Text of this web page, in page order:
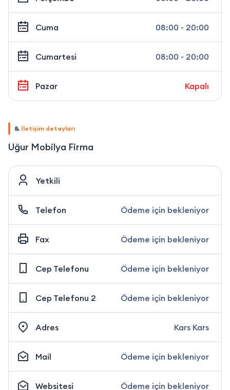
Cuma 08:00 - 20:00
Cumartesi 08:00 - 20:00
Pazar Kapalı
& İletişim detayları
Uğur Mobilya Firma
Yetkili
Telefon Ödeme için bekleniyor
Fax Ödeme için bekleniyor
Cep Telefonu Ödeme için bekleniyor
Cep Telefonu 2 Ödeme için bekleniyor
Adres Kars Kars
Mail Ödeme için bekleniyor
Websitesi Ödeme için bekleniyor